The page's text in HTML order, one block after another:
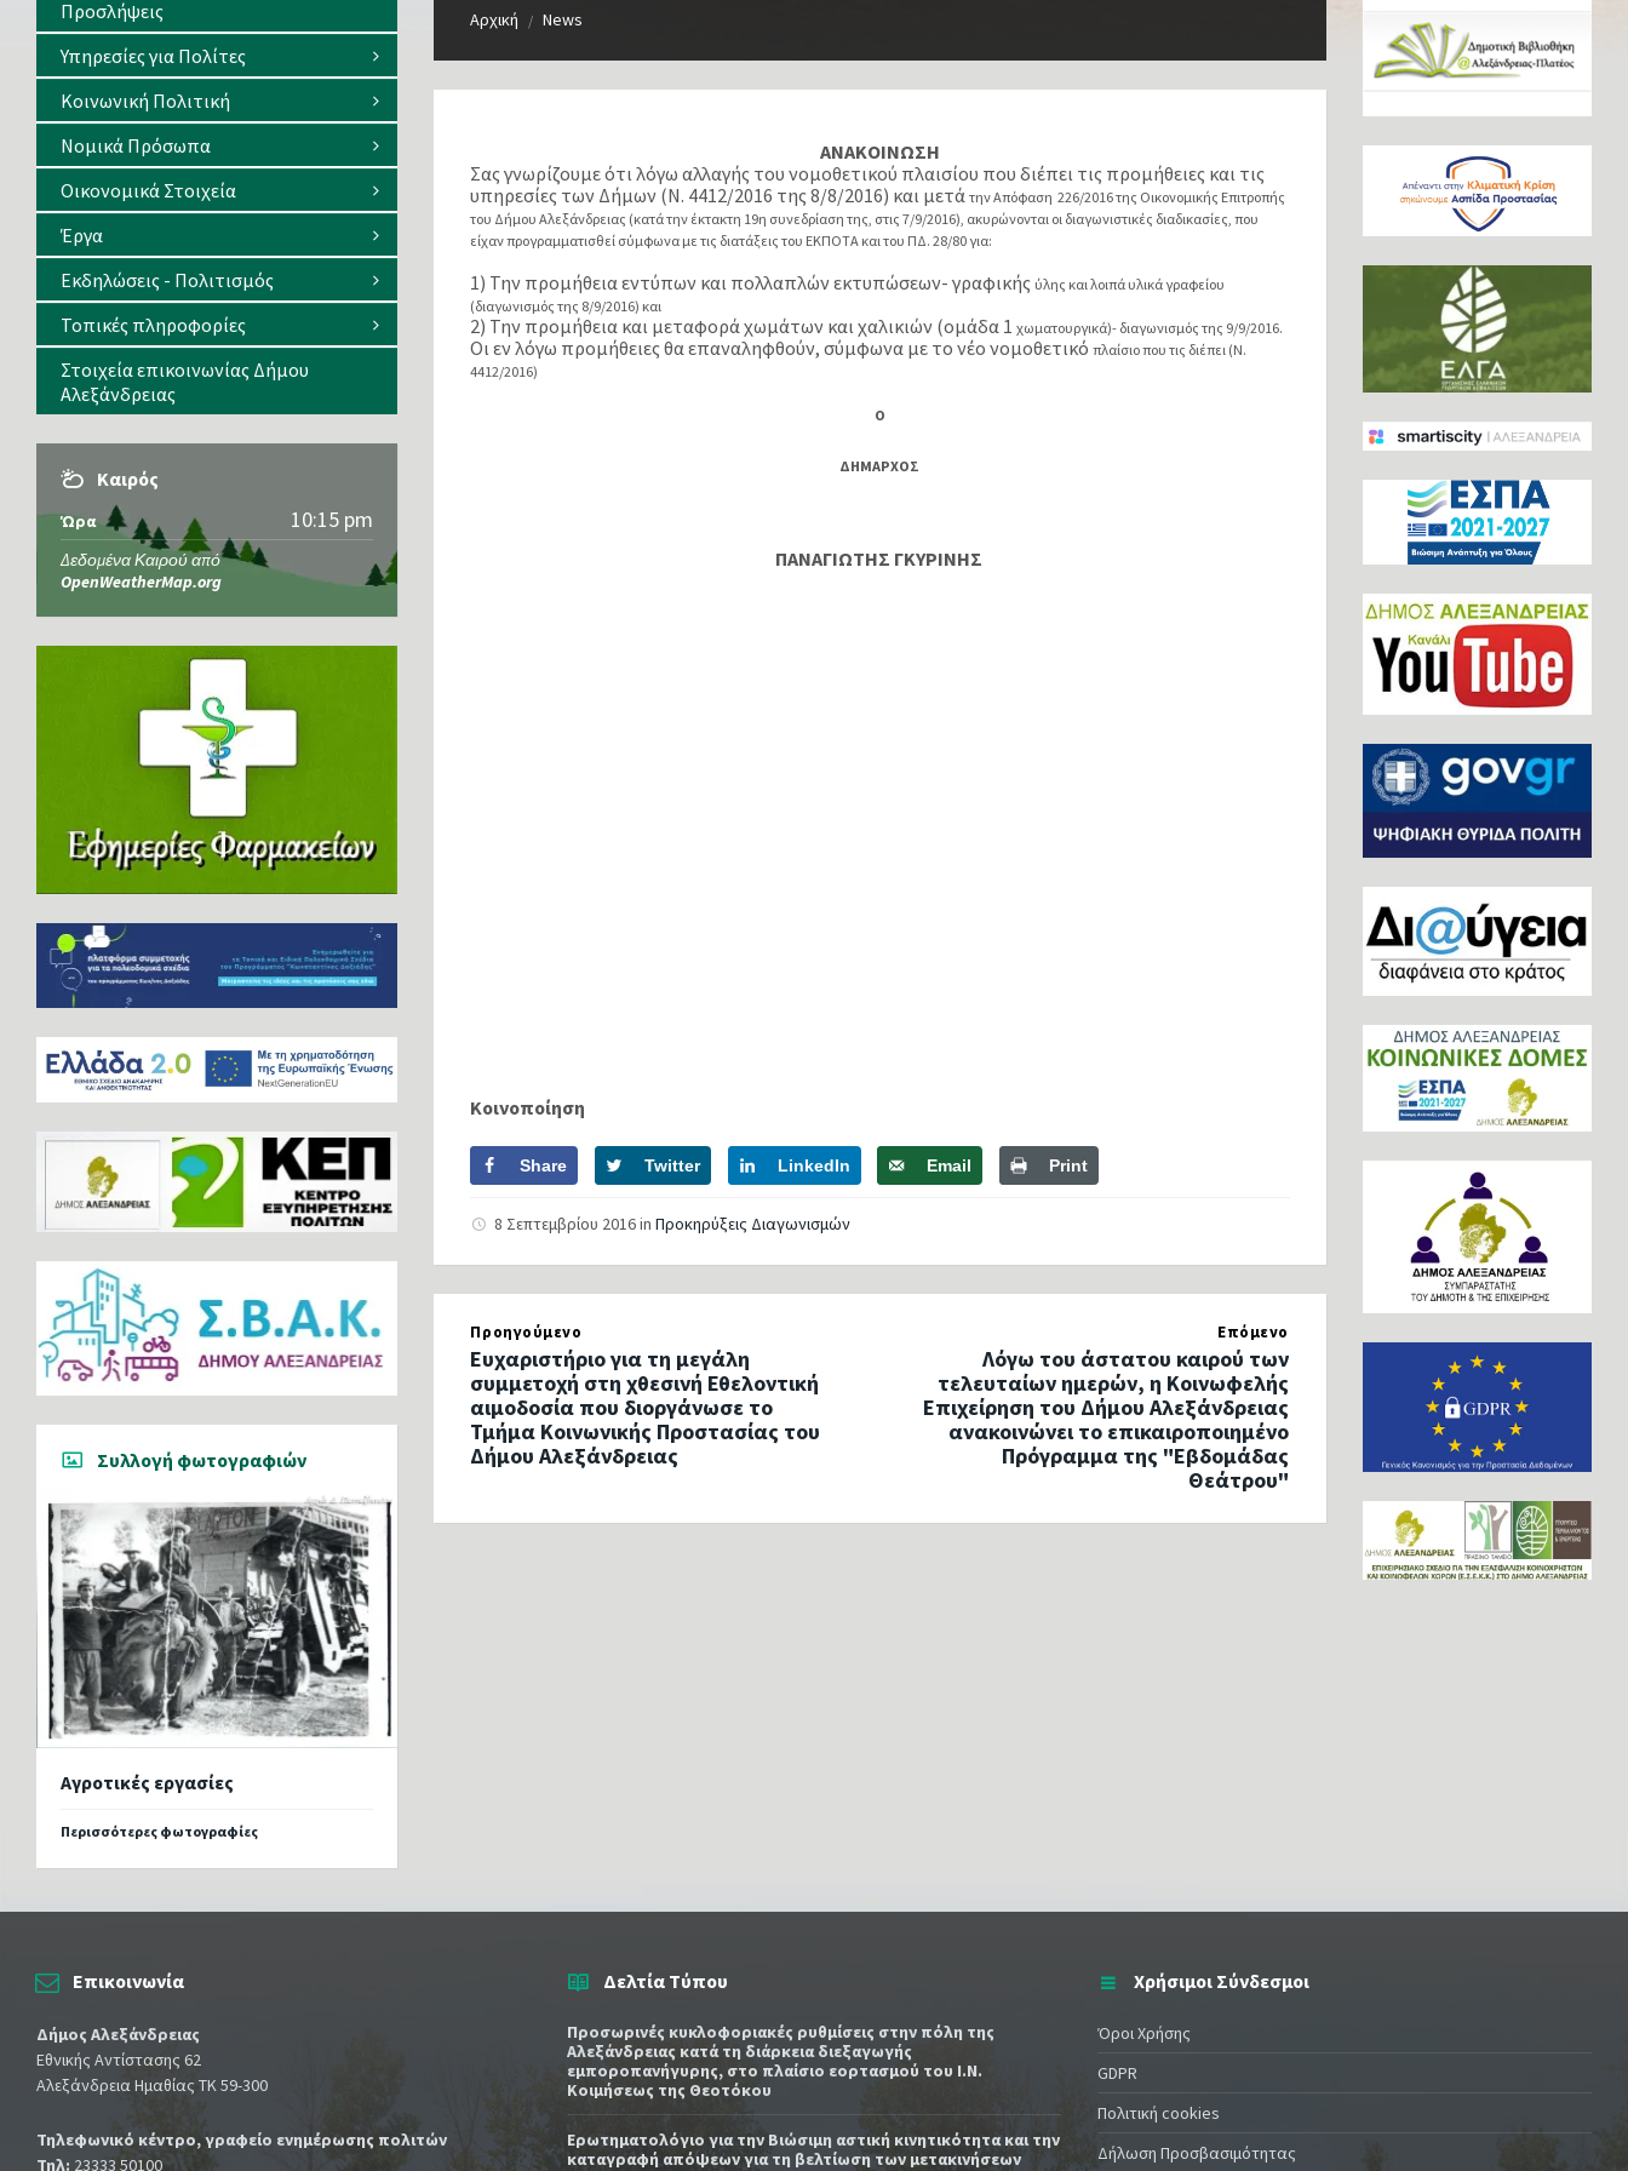
Αρχική / News
ΑΝΑΚΟΙΝΩΣΗ
Σας γνωρίζουμε ότι λόγω αλλαγής του νομοθετικού πλαισίου που διέπει τις προμήθειες και τις
υπηρεσίες των Δήμων (Ν. 4412/2016 της 8/8/2016) και μετάτην Απόφαση 226/2016 της Οικονομικής Επιτροπής
του Δήμου Αλεξάνδρειας (κατά την έκτακτη 19η συνεδρίαση της, στις 7/9/2016), ακυρώνονται οι διαγωνιστικές διαδικασίες,που
είχαν προγραμματισθεί σύμφωνα με τις διατάξεις του ΕΚΠΟΤΑ και του ΠΔ. 28/80 για:
1) Την προμήθεια εντύπων και πολλαπλών εκτυπώσεων- γραφικής ύλης και λοιπά υλικά γραφείου
(διαγωνισμός της 8/9/2016) και
2) Την προμήθεια και μεταφορά χωμάτων και χαλικιών (ομάδα 1χωματουργικά)- διαγωνισμός της 9/9/2016.
Οι εν λόγω προμήθειες θα επαναληφθούν, σύμφωνα με το νέο νομοθετικόπλαίσιο που τις διέπει (Ν.
4412/2016)
Ο
ΔΗΜΑΡΧΟΣ
ΠΑΝΑΓΙΩΤΗΣ ΓΚΥΡΙΝΗΣ
Κοινοποίηση
Share Twitter LinkedIn Email Print
8 Σεπτεμβρίου 2016inΠροκηρύξεις Διαγωνισμών
Προηγούμενο
Ευχαριστήριο για τη μεγάλη
συμμετοχή στη χθεσινή Εθελοντική
αιμοδοσία που διοργάνωσε το
Τμήμα Κοινωνικής Προστασίας του
Δήμου Αλεξάνδρειας
Επόμενο
Λόγω του άστατου καιρού των
τελευταίων ημερών, η Κοινωφελής
Επιχείρηση του Δήμου Αλεξάνδρειας
ανακοινώνει το επικαιροποιημένο
Πρόγραμμα της "Εβδομάδας
Θεάτρου"
Προσλήψεις
Υπηρεσίες για Πολίτες
Κοινωνική Πολιτική
Νομικά Πρόσωπα
Οικονομικά Στοιχεία
Έργα
Εκδηλώσεις - Πολιτισμός
Τοπικές πληροφορίες
Στοιχεία επικοινωνίας Δήμου
Αλεξάνδρειας
Καιρός
Ώρα 10:15 pm
Δεδομένα Καιρού από
OpenWeatherMap.org
Συλλογή φωτογραφιών
Αγροτικές εργασίες
Περισσότερες φωτογραφίες
Επικοινωνία
Δήμος Αλεξάνδρειας
Εθνικής Αντίστασης 62
Αλεξάνδρεια Ημαθίας ΤΚ 59-300
Τηλεφωνικό κέντρο, γραφείο ενημέρωσης πολιτών
Τηλ: 23333 50100
Δελτία Τύπου
Προσωρινές κυκλοφοριακές ρυθμίσεις στην πόλη της
Αλεξάνδρειας κατά τη διάρκεια διεξαγωγής
εμποροπανήγυρης, στο πλαίσιο εορτασμού του Ι.Ν.
Κοιμήσεως της Θεοτόκου
Ερωτηματολόγιο για την Βιώσιμη αστική κινητικότητα και την
καταγραφή απόψεων για τη βελτίωση των μετακινήσεων
Χρήσιμοι Σύνδεσμοι
Όροι Χρήσης
GDPR
Πολιτική cookies
Δήλωση Προσβασιμότητας